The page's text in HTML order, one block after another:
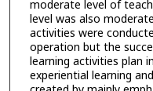
moderate level of
level was also
activities were
operation but the
learning activities plan
experiential learning